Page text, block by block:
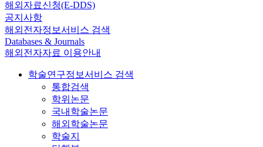
해외자료신청(E-DDS)
공지사항
해외전자정보서비스 검색
Databases & Journals
해외전자자료 이용안내
학술연구정보서비스 검색
통합검색
학위논문
국내학술논문
해외학술논문
학술지